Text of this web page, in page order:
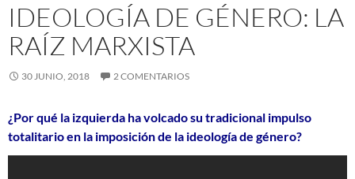
IDEOLOGÍA DE GÉNERO: LA
RAÍZ MARXISTA
30 JUNIO, 2018 2 COMENTARIOS
¿Por qué la izquierda ha volcado su tradicional impulso
totalitario en la imposición de la ideología de género?